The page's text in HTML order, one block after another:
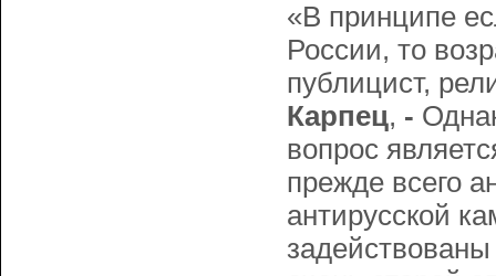
«В принципе
России, то
публицист,
Карпец, -
вопрос
прежде всего
антирусской